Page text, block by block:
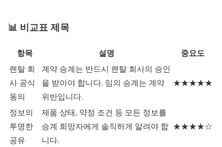
📊 비교표 제목
항목 설명 중요도
렌탈 회
사 공식
동의
계약 승계는 반드시 렌탈 회사의 승인
을 받아야 합니다. 임의 승계는 계약
위반입니다.
★★★★★
정보의
투명한
공유
제품 상태, 약정 조건 등 모든 정보를
승계 희망자에게 솔직하게 알려야 합
니다.
★★★★☆